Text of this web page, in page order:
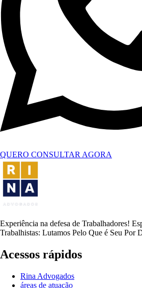
QUERO CONSULTAR AGORA
Experiência na defesa de Trabalhadores!
Trabalhistas: Lutamos Pelo Que é Seu Por
Acessos rápidos
Rina Advogados
áreas de atuação